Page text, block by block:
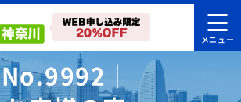
No.9992｜